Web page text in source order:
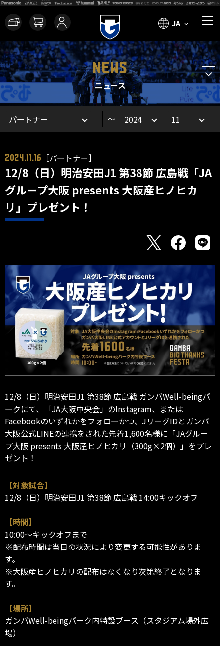
JA
NEWS
ニュース
～
2024.11.16 ［パートナー］
12/8（日）明治安田J1 第38節 広島戦「JA
グループ大阪 presents 大阪産ヒノヒカ
リ」プレゼント！
12/8（日）明治安田J1 第38節 広島戦 ガンバWell-beingパ
ークにて、「JA大阪中央会」のInstagram、または
Facebookのいずれかをフォローかつ、JリーグIDとガンバ
大阪公式LINEの連携をされた先着1,600名様に「JAグルー
プ大阪 presents 大阪産ヒノヒカリ（300g×2個）」をプレ
ゼント！
【対象試合】
12/8（日）明治安田J1 第38節 広島戦 14:00キックオフ
【時間】
10:00～キックオフまで
※配布時間は当日の状況により変更する可能性がありま
す。
※大阪産ヒノヒカリの配布はなくなり次第終了となりま
す。
【場所】
ガンバWell-beingパーク内特設ブース（スタジアム場外広
場）